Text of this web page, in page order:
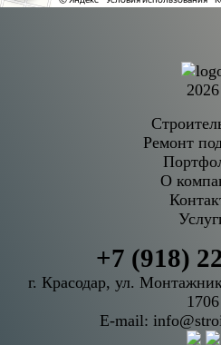
2026
Ремонт
О
+7 (918)
г. Красодар, ул.
1706
E-mail: